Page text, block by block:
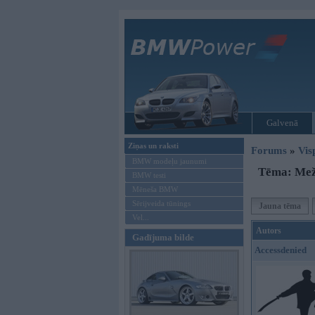
Galvenā
Ziņas un raksti
BMW modeļu jaunumi
BMW testi
Mēneša BMW
Sērijveida tūnings
Vel...
Gadījuma bilde
Forums »
Tēma:
Jauna tēma
Autors
Accessdenied